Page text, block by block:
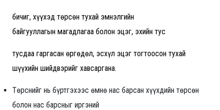
бичиг, хүүхэд төрсөн тухай эмнэлгийн
байгууллагын магадлагаа болон эцэг, эхийн тус
тусдаа гаргасан өргөдөл, эсхүл эцэг тогтоосон тухай
шүүхийн шийдвэрийг хавсаргана.
Төрснийг нь бүртгэхээс өмнө нас барсан хүүхдийн төрсөн
болон нас барсныг иргэний